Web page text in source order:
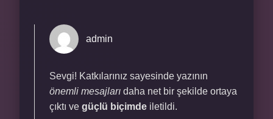
admin
Sevgi! Katkılarınız sayesinde yazının
önemli mesajları daha net bir şekilde ortaya
çıktı ve güçlü biçimde iletildi.